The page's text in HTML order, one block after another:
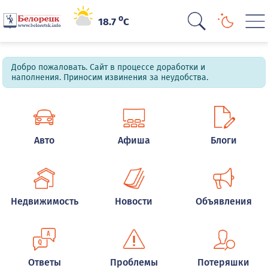
18.7oC
Добро пожаловать. Сайт в процессе доработки и
наполнения. Приносим извинения за неудобства.
Авто Афиша Блоги
Недвижимость Новости Объявления
Ответы Проблемы Потеряшки